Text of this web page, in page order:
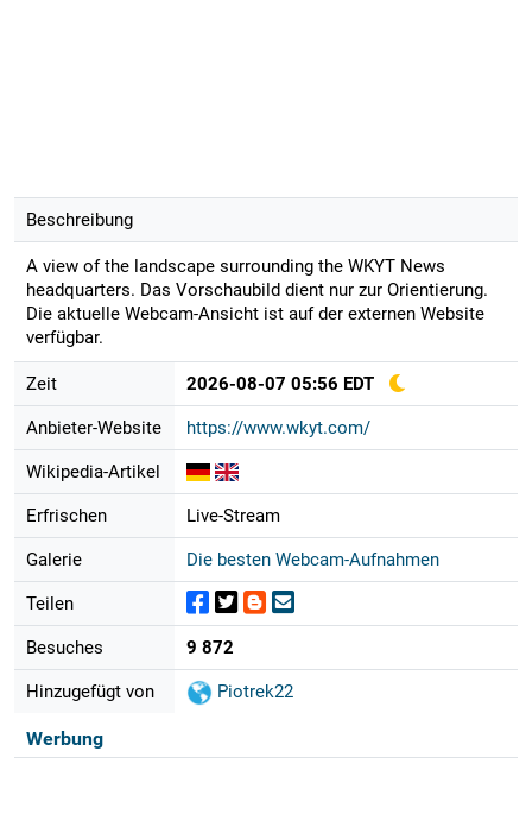
Beschreibung
A view of the landscape surrounding the WKYT News
headquarters. Das Vorschaubild dient nur zur Orientierung.
Die aktuelle Webcam-Ansicht ist auf der externen Website
verfügbar.
Zeit 2026-08-07 05:56 EDT
Anbieter-Website https://www.wkyt.com/
Wikipedia-Artikel
Erfrischen Live-Stream
Galerie Die besten Webcam-Aufnahmen
Teilen
Besuches 9 872
Hinzugefügt von Piotrek22
Werbung